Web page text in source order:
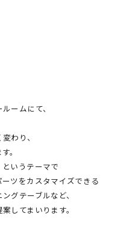
ームにて、
わり、
。
いうテーマで
ツをカスタマイズできる
グテーブルなど、
してまいります。